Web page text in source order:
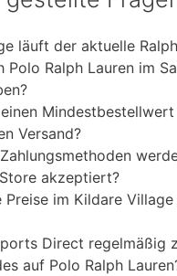
läuft der aktuelle
Polo Ralph Lauren im
Versand?
akzeptiert?
Preise im Kildare
Direct regelmäßig
auf Polo Ralph